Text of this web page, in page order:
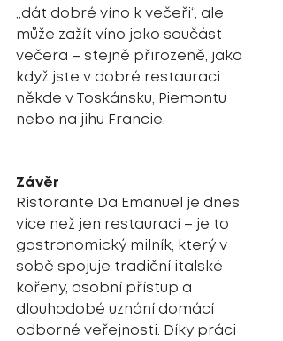
„dát dobré víno k večeři“, ale
může zažít víno jako součást
večera – stejně přirozeně, jako
když jste v dobré restauraci
někde v Toskánsku, Piemontu
nebo na jihu Francie.
Závěr
Ristorante Da Emanuel je dnes
více než jen restaurací – je to
gastronomický milník, který v
sobě spojuje tradiční italské
kořeny, osobní přístup a
dlouhodobé uznání domácí
odborné veřejnosti. Díky práci